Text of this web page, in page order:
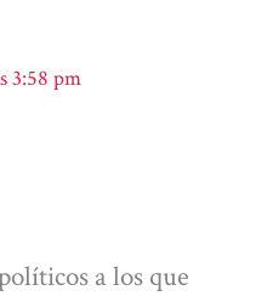
3:58 pm
a los que